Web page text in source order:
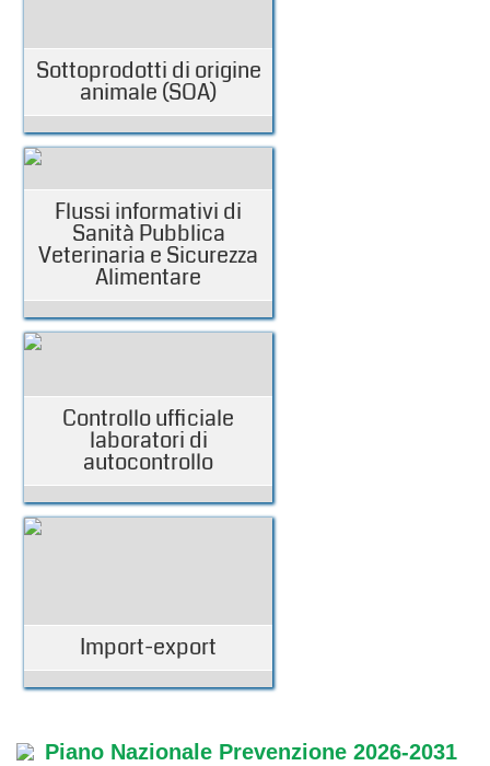
Sottoprodotti di origine
animale (SOA)
Flussi informativi di
Sanità Pubblica
Veterinaria e Sicurezza
Alimentare
Controllo ufficiale
laboratori di
autocontrollo
Import-export
Piano Nazionale Prevenzione 2026-2031